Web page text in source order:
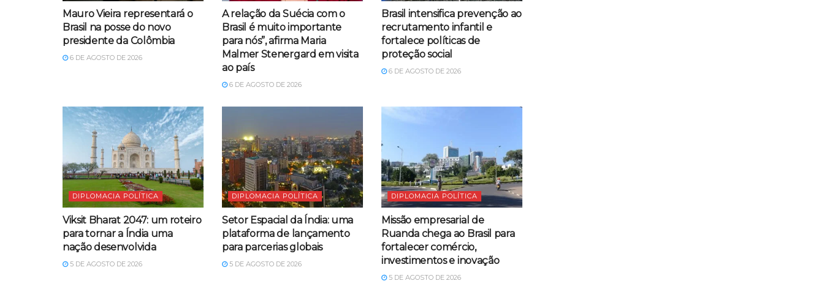
Mauro Vieira representará o
Brasil na posse do novo
presidente da Colômbia
6 DE AGOSTO DE 2026
A relação da Suécia com o
Brasil é muito importante
para nós”, afirma Maria
Malmer Stenergard em visita
ao país
6 DE AGOSTO DE 2026
Brasil intensifica prevenção ao
recrutamento infantil e
fortalece políticas de
proteção social
6 DE AGOSTO DE 2026
DIPLOMACIA POLÍTICA
Viksit Bharat 2047: um roteiro
para tornar a Índia uma
nação desenvolvida
5 DE AGOSTO DE 2026
DIPLOMACIA POLÍTICA
Setor Espacial da Índia: uma
plataforma de lançamento
para parcerias globais
5 DE AGOSTO DE 2026
DIPLOMACIA POLÍTICA
Missão empresarial de
Ruanda chega ao Brasil para
fortalecer comércio,
investimentos e inovação
5 DE AGOSTO DE 2026